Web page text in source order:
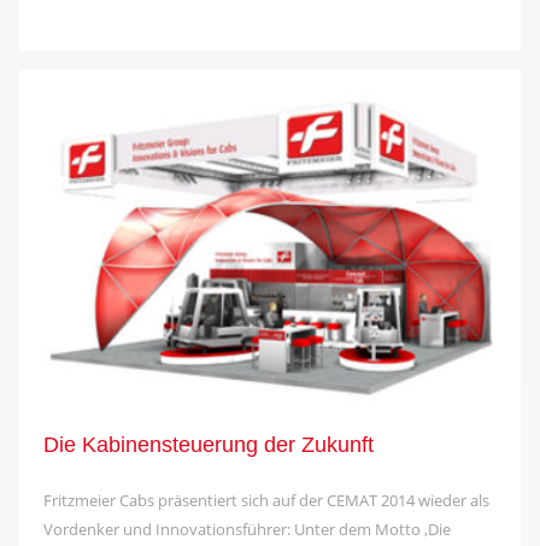
Die Kabinensteuerung der Zukunft
Fritzmeier Cabs präsentiert sich auf der CEMAT 2014 wieder als
Vordenker und Innovationsführer: Unter dem Motto ‚Die